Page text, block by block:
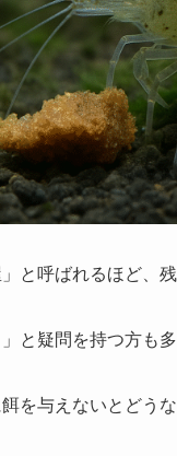
と呼ばれるほど、
と疑問を持つ方も多
を与えないとどう